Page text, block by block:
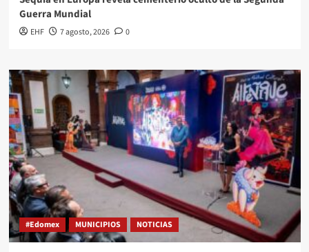
Guerra Mundial
EHF 7 agosto, 2026 0
#Edomex MUNICIPIOS NOTICIAS